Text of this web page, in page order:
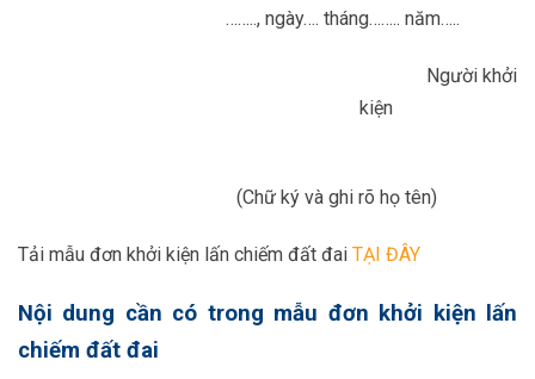
…….., ngày…. tháng…….. năm…..
Người khởi
kiện
(Chữ ký và ghi rõ họ tên)
Tải mẫu đơn khởi kiện lấn chiếm đất đai TẠI ĐÂY
Nội dung cần có trong mẫu đơn khởi kiện lấn
chiếm đất đai